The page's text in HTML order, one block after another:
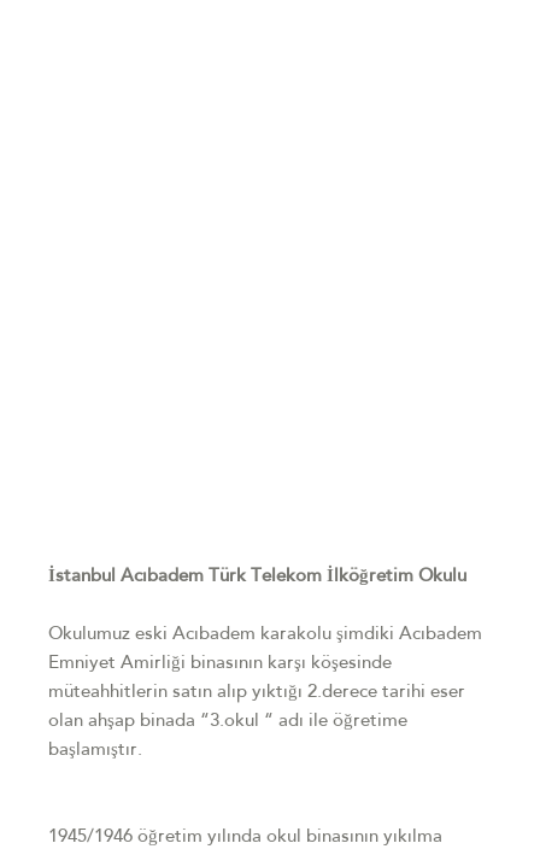
İstanbul Acıbadem Türk Telekom İlköğretim Okulu
Okulumuz eski Acıbadem karakolu şimdiki Acıbadem
Emniyet Amirliği binasının karşı köşesinde
müteahhitlerin satın alıp yıktığı 2.derece tarihi eser
olan ahşap binada “3.okul “ adı ile öğretime
başlamıştır.
1945/1946 öğretim yılında okul binasının yıkılma